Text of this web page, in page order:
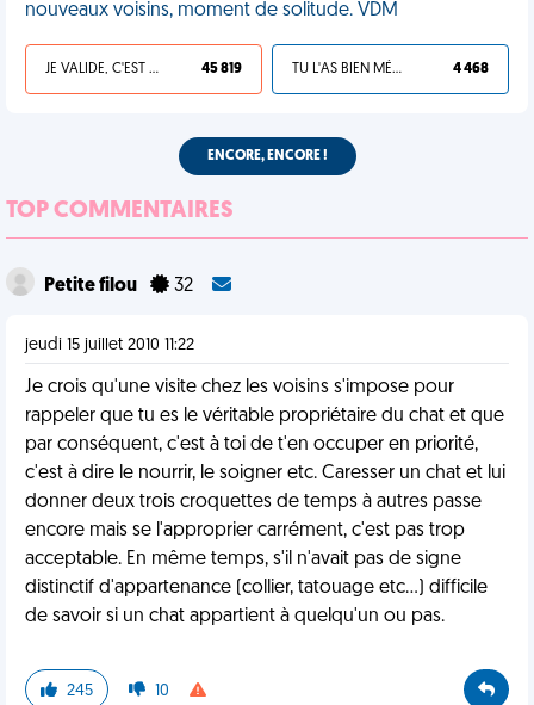
nouveaux voisins, moment de solitude. VDM
JE VALIDE, C'EST UNE VDM 45 819 TU L'AS BIEN MÉRITÉ 4 468
ENCORE, ENCORE !
TOP COMMENTAIRES
Petite filou 32
jeudi 15 juillet 2010 11:22
Je crois qu'une visite chez les voisins s'impose pour
rappeler que tu es le véritable propriétaire du chat et que
par conséquent, c'est à toi de t'en occuper en priorité,
c'est à dire le nourrir, le soigner etc. Caresser un chat et lui
donner deux trois croquettes de temps à autres passe
encore mais se l'approprier carrément, c'est pas trop
acceptable. En même temps, s'il n'avait pas de signe
distinctif d'appartenance (collier, tatouage etc...) difficile
de savoir si un chat appartient à quelqu'un ou pas.
245 10